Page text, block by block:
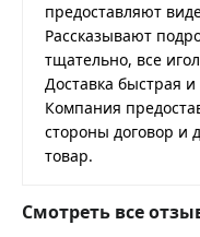
предоставляют
Рассказывают
тщательно, все
Доставка быстрая
Компания
стороны договор и
товар.
Смотреть все